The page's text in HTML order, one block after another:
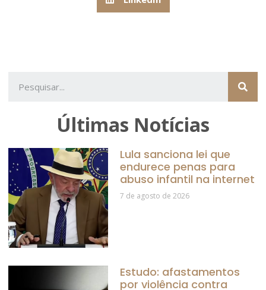
Últimas Notícias
Lula sanciona lei que
endurece penas para
abuso infantil na internet
7 de agosto de 2026
Estudo: afastamentos
por violência contra